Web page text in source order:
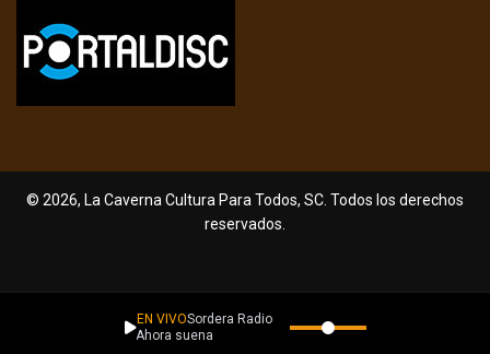
© 2026, La Caverna Cultura Para Todos, SC. Todos los derechos
reservados.
EN VIVOSordera Radio
Ahora suena